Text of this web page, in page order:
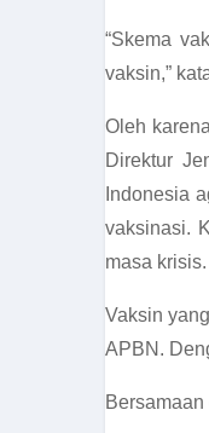
“Skema
vaksin,”
Oleh
Direktur
Indonesia
vaksinasi.
masa krisis.
Vaksin
APBN.